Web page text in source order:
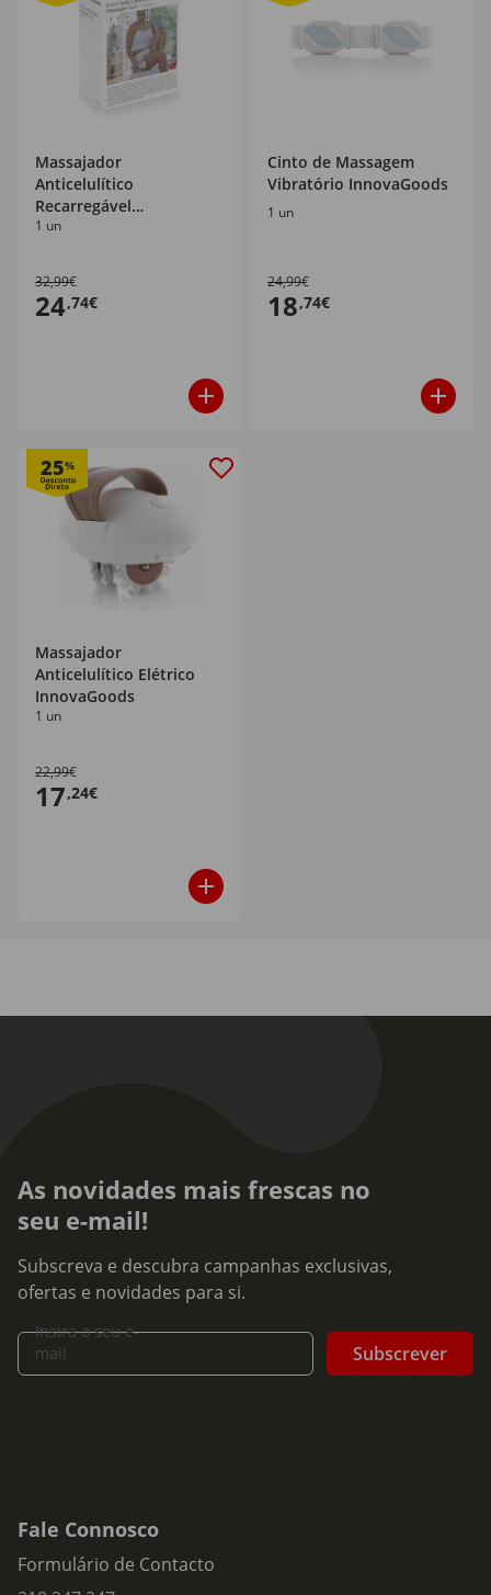
Massajador
Anticelulítico
Recarregável
InnovaGoods
1 un
32,99€
24,74€
Cinto de Massagem
Vibratório InnovaGoods
1 un
24,99€
18,74€
25%
Massajador
Anticelulítico Elétrico
InnovaGoods
1 un
22,99€
17,24€
As novidades mais frescas no
seu e-mail!
Subscreva e descubra campanhas exclusivas,
ofertas e novidades para si.
Insira o seu e-
mail
Subscrever
Fale Connosco
Formulário de Contacto